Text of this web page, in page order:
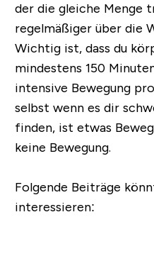
der die gleiche Menge
regelmäßiger über die
Wichtig ist, dass du
mindestens 150
intensive Bewegung
selbst wenn es dir
finden, ist etwas
keine Bewegung.
Folgende Beiträge
interessieren: